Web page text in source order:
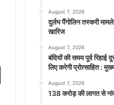
August 7, 2026
दुर्लभ पैंगोलिन तस्करी
खारिज
August 7, 2026
बंदियों की समय पूर्व
लिए करेगी प्रोत्साहित :
August 7, 2026
138 करोड़ की लागत से